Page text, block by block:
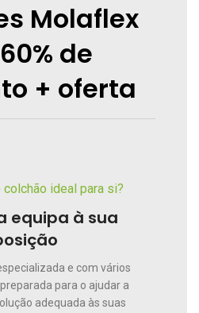
Molaflex
de
+ oferta
ideal para si?
equipa à sua
e com vários
para o ajudar a
adequada às suas